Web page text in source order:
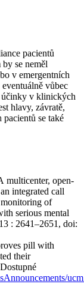
pacientů
se neměl
v emergentních
vůbec
účinky v klinických
hlavy, závratě,
se také
multicenter, open-
integrated call
of
serious mental
: 2641–2651, doi:
pill with
their